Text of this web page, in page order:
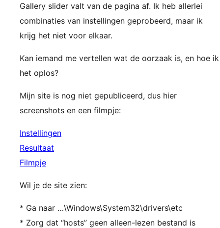
Gallery slider valt van de pagina af. Ik heb allerlei
combinaties van instellingen geprobeerd, maar ik
krijg het niet voor elkaar.
Kan iemand me vertellen wat de oorzaak is, en hoe ik
het oplos?
Mijn site is nog niet gepubliceerd, dus hier
screenshots en een filmpje:
Instellingen
Resultaat
Filmpje
Wil je de site zien:
* Ga naar …\Windows\System32\drivers\etc
* Zorg dat “hosts” geen alleen-lezen bestand is